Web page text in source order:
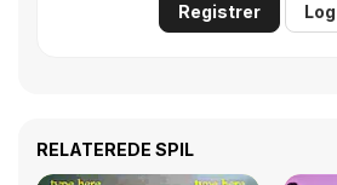
Registrer
RELATEREDE SPIL